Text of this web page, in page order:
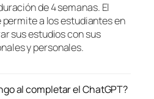
de 4 semanas. El
a los estudiantes en
sus estudios con sus
y personales.
al completar el ChatGPT?